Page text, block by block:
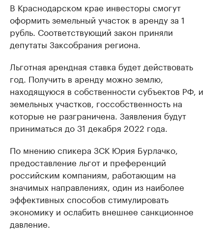
В Краснодарском крае инвесторы смогут
оформить земельный участок в аренду за 1
рубль. Соответствующий закон приняли
депутаты Заксобрания региона.
Льготная арендная ставка будет действовать
год. Получить в аренду можно землю,
находящуюся в собственности субъектов РФ, и
земельных участков, госсобственность на
которые не разграничена. Заявления будут
приниматься до 31 декабря 2022 года.
По мнению спикера ЗСК Юрия Бурлачко,
предоставление льгот и преференций
российским компаниям, работающим на
значимых направлениях, один из наиболее
эффективных способов стимулировать
экономику и ослабить внешнее санкционное
давление.